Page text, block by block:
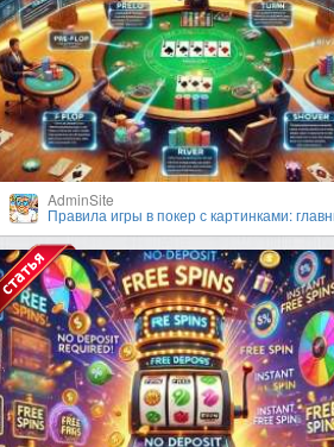
AdminSite
Правила игры в покер с картинками: